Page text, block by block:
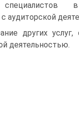
аудиторской
других
деятельностью.